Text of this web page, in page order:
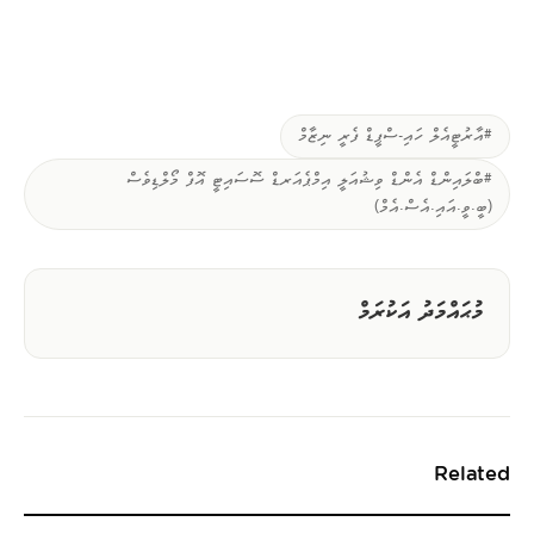
#އާރުޓީއެލް ހައި-ސްޕީޑް ފެރީ ނިޒާމް
#ބްލައިންޑް އެންޑް ވިޝުއަލީ އިމްޕެއަރޑް ސޮސައިޓީ އޮފް މޯލްޑިވެސް
(ބީ.ވީ.އައި.އެސް.އެމް)
މުޙައްމަދު އަކުރަމް
Related